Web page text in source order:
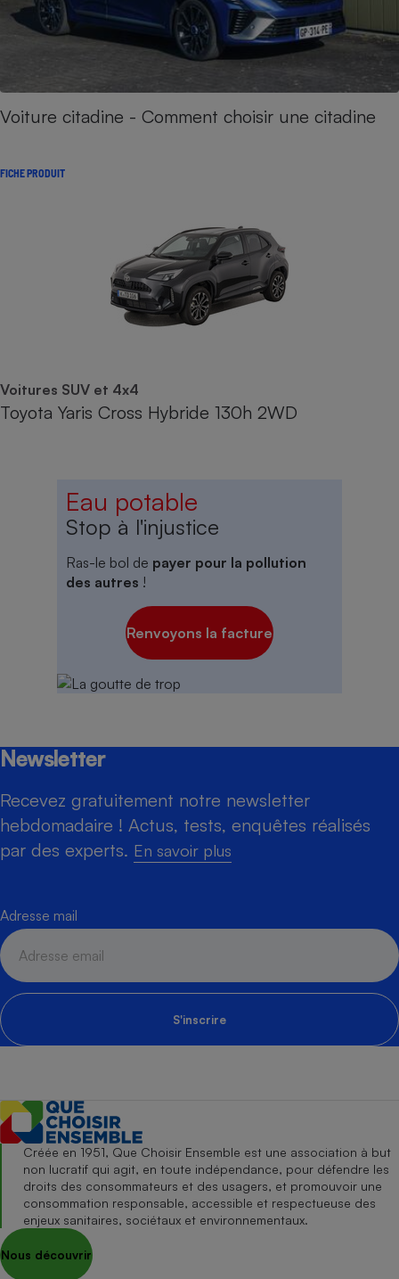
Voiture citadine - Comment choisir une citadine
FICHE PRODUIT
Voitures SUV et 4x4
Toyota Yaris Cross Hybride 130h 2WD
Eau potable
Stop à l'injustice
Ras-le bol de payer pour la pollution
des autres !
Renvoyons la facture
Newsletter
Recevez gratuitement notre newsletter
hebdomadaire ! Actus, tests, enquêtes réalisés
par des experts. En savoir plus
Adresse mail
S'inscrire
Créée en 1951, Que Choisir Ensemble est une association à but
non lucratif qui agit, en toute indépendance, pour défendre les
droits des consommateurs et des usagers, et promouvoir une
consommation responsable, accessible et respectueuse des
enjeux sanitaires, sociétaux et environnementaux.
Nous découvrir